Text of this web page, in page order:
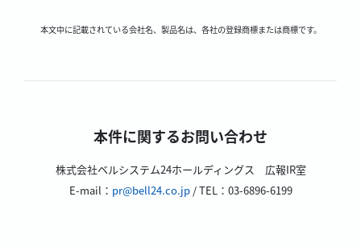
本文中に記載されている会社名、製品名は、各社の登録商標または商標です。
本件に関するお問い合わせ
株式会社ベルシステム24ホールディングス 広報IR室
E-mail： pr@bell24.co.jp/ TEL：03-6896-6199